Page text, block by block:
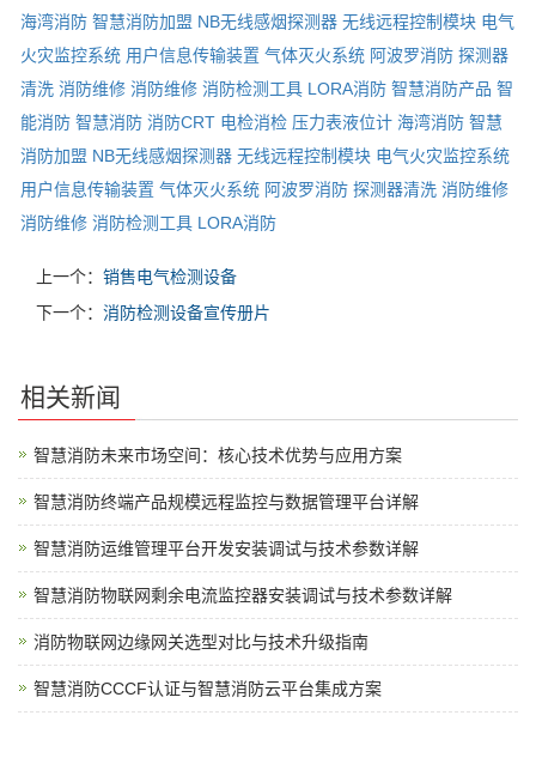
海湾消防 智慧消防加盟 NB无线感烟探测器 无线远程控制模块 电气
火灾监控系统 用户信息传输装置 气体灭火系统 阿波罗消防 探测器
清洗 消防维修 消防维修 消防检测工具 LORA消防 智慧消防产品 智
能消防 智慧消防 消防CRT 电检消检 压力表液位计 海湾消防 智慧
消防加盟 NB无线感烟探测器 无线远程控制模块 电气火灾监控系统
用户信息传输装置 气体灭火系统 阿波罗消防 探测器清洗 消防维修
消防维修 消防检测工具 LORA消防
上一个： 销售电气检测设备
下一个： 消防检测设备宣传册片
相关新闻
智慧消防未来市场空间：核心技术优势与应用方案
智慧消防终端产品规模远程监控与数据管理平台详解
智慧消防运维管理平台开发安装调试与技术参数详解
智慧消防物联网剩余电流监控器安装调试与技术参数详解
消防物联网边缘网关选型对比与技术升级指南
智慧消防CCCF认证与智慧消防云平台集成方案